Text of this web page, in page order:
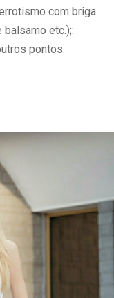
com briga
etc.);:
pontos.